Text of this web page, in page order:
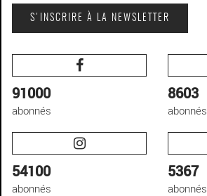
S'INSCRIRE À LA NEWSLETTER
91000
abonnés
8603
abonnés
54100
abonnés
5367
abonnés